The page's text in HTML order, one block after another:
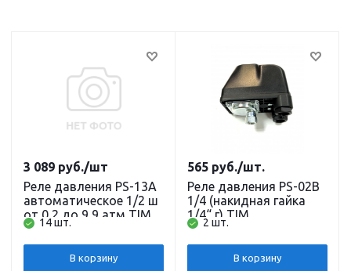
Реле давления PS-13A
автоматическое 1/2 ш
от 0,2 до 9,9 атм TIM
14 шт.
3 089 руб./шт
В корзину
Реле давления PS-02B
1/4 (накидная гайка
1/4“ г) TIM
2 шт.
565 руб./шт.
В корзину